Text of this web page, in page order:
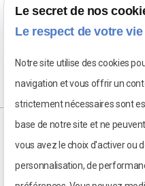
Le secret de nos
Le respect de votre
Notre site utilise des cookies
navigation et vous offrir un
strictement nécessaires sont
base de notre site et ne
vous avez le choix d'activer ou
personnalisation, de